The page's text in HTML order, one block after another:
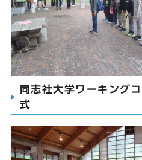
同志社大学ワーキング
式